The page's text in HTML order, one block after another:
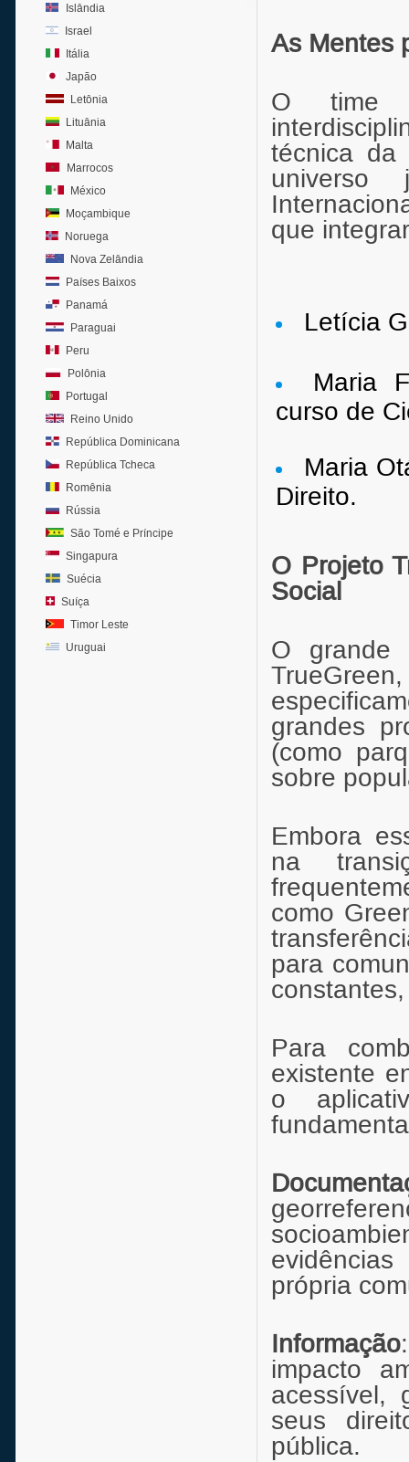
Islândia
Israel
Itália
Japão
Letônia
Lituânia
Malta
Marrocos
México
Moçambique
Noruega
Nova Zelândia
Países Baixos
Panamá
Paraguai
Peru
Polônia
Portugal
Reino Unido
República Dominicana
República Tcheca
Romênia
Rússia
São Tomé e Príncipe
Singapura
Suécia
Suíça
Timor Leste
Uruguai
As Mentes
O time
técnica da
universo
que
Letícia
Maria
curso de
Maria
Direito.
O Projeto
Social
O grande
grandes
(como
sobre
Embora
na
como
para
Para
existente
o
própria
Informação
impacto
acessível,
seus
pública.